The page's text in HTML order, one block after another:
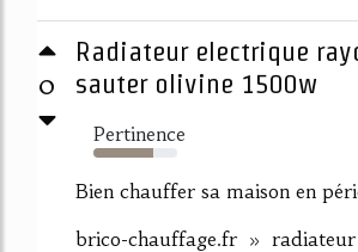
0
Radiateur electrique
sauter olivine 1500w
Pertinence
71%
Bien chauffer sa maison en
brico-chauffage.fr » radiateur